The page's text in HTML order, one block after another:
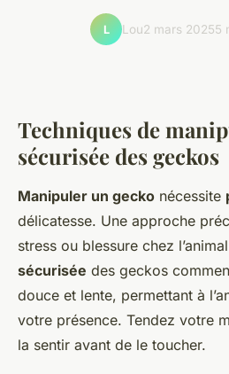
L Lou2 mars 20255
Techniques de
sécurisée des geckos
Manipuler un gecko nécessite
délicatesse. Une approche
stress ou blessure chez
sécurisée des geckos
douce et lente, permettant à
votre présence. Tendez votre
la sentir avant de le toucher.